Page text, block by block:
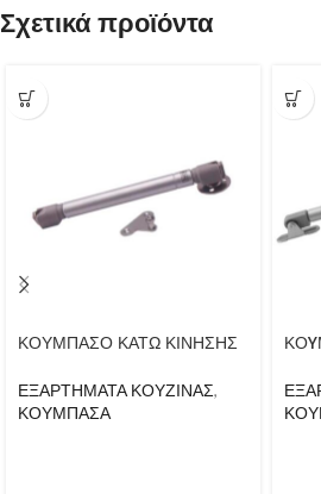
Σχετικά προϊόντα
ΚΟΥΜΠΑΣΟ ΚΑΤΩ ΚΙΝΗΣΗΣ
ΕΞΑΡΤΗΜΑΤΑ ΚΟΥΖΙΝΑΣ,
ΚΟΥΜΠΑΣΑ